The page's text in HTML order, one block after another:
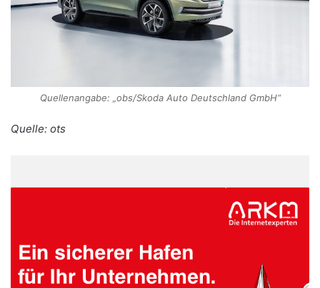
Quellenangabe: „obs/Skoda Auto Deutschland GmbH“
Quelle: ots